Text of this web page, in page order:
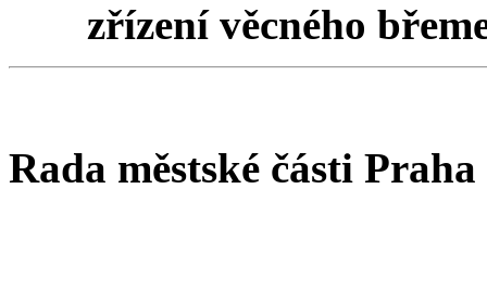
zřízení věcného
Rada městské části Praha